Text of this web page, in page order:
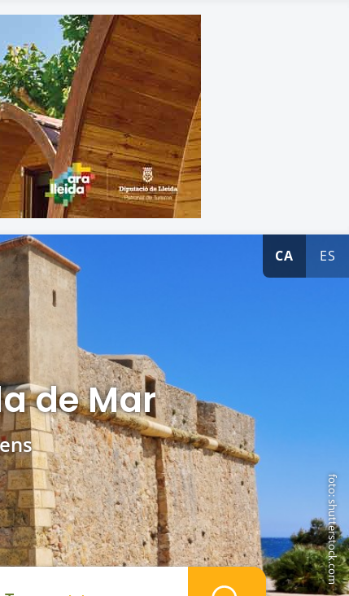
CA ES
de Mar
foto: shutterstock.com